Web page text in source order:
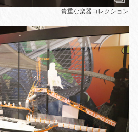
貴重な楽器コレクション